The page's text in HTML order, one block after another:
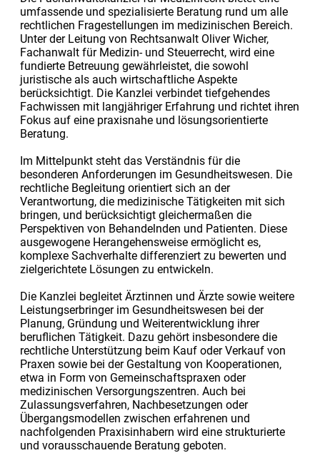
umfassende und spezialisierte Beratung rund um alle
rechtlichen Fragestellungen im medizinischen Bereich.
Unter der Leitung von Rechtsanwalt Oliver Wicher,
Fachanwalt für Medizin- und Steuerrecht, wird eine
fundierte Betreuung gewährleistet, die sowohl
juristische als auch wirtschaftliche Aspekte
berücksichtigt. Die Kanzlei verbindet tiefgehendes
Fachwissen mit langjähriger Erfahrung und richtet ihren
Fokus auf eine praxisnahe und lösungsorientierte
Beratung.
Im Mittelpunkt steht das Verständnis für die
besonderen Anforderungen im Gesundheitswesen. Die
rechtliche Begleitung orientiert sich an der
Verantwortung, die medizinische Tätigkeiten mit sich
bringen, und berücksichtigt gleichermaßen die
Perspektiven von Behandelnden und Patienten. Diese
ausgewogene Herangehensweise ermöglicht es,
komplexe Sachverhalte differenziert zu bewerten und
zielgerichtete Lösungen zu entwickeln.
Die Kanzlei begleitet Ärztinnen und Ärzte sowie weitere
Leistungserbringer im Gesundheitswesen bei der
Planung, Gründung und Weiterentwicklung ihrer
beruflichen Tätigkeit. Dazu gehört insbesondere die
rechtliche Unterstützung beim Kauf oder Verkauf von
Praxen sowie bei der Gestaltung von Kooperationen,
etwa in Form von Gemeinschaftspraxen oder
medizinischen Versorgungszentren. Auch bei
Zulassungsverfahren, Nachbesetzungen oder
Übergangsmodellen zwischen erfahrenen und
nachfolgenden Praxisinhabern wird eine strukturierte
und vorausschauende Beratung geboten.